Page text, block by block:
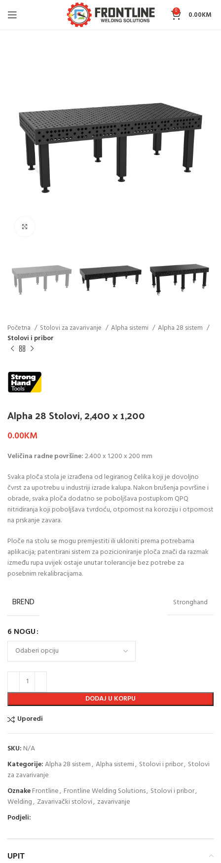
0 0.00KM
Početna Stolovi za zavarivanje Alpha sistemi
Alpha 28 sistem
Stolovi i pribor
Alpha 28 Stolovi, 2,400 x 1,200
0.00KM
Veličina radne površine:2.400 x 1.200 x 200 mm
Svaka ploča stola je izrađena od legiranog čelika koji je dovoljno
čvrst za upotrebu u industriji izrade kalupa. Nakon brušenja površine i
obrade, svaka ploča dodatno se poboljšava postupkom QPQ
nitridiranja koji poboljšava tvrdoću, otpornost na koroziju i otpornost
na prskanje zavara.
Ploče na stolu se mogu premjestiti ili ukloniti prema potrebama
aplikacija; patentirani sistem za pozicioniranje ploča znači da razmak
između rupa uvijek ostaje unutar tolerancije bez potrebe za
posebnim rekalibracijama.
BREND Stronghand
6 NOGU
DODAJ U KORPU
Uporedi
SKU: N/A
Kategorije:Alpha 28 sistem, Alpha sistemi, Stolovi i pribor, Stolovi
za zavarivanje
OznakeFrontline, Frontline Welding Solutions, Stolovi i pribor,
Welding, Zavarivački stolovi, zavarivanje
Podjeli:
UPIT